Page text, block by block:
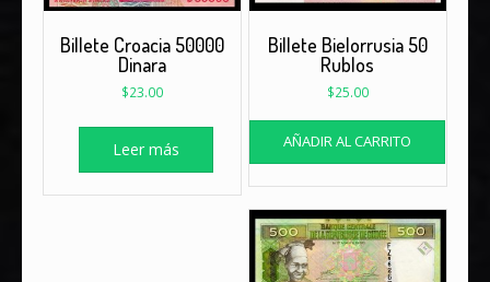
Billete Croacia 50000
Dinara
$23.00
Leer más
Billete Bielorrusia 50
Rublos
$25.00
AÑADIR AL CARRITO